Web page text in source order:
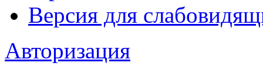
Версия для
Авторизация